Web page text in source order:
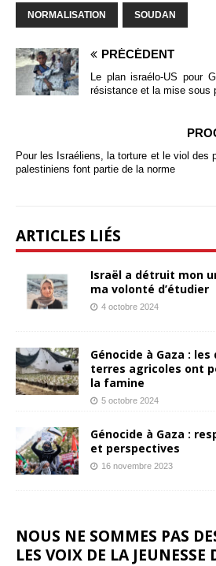
NORMALISATION SOUDAN
PRÉCÉDENT
Le plan israélo-US pour
résistance et la mise sous
Pour les Israéliens, la torture et le viol des
palestiniens font partie de la norme
ARTICLES LIÉS
Israël a détruit mon
ma volonté d’étudier
4 octobre 2024
Génocide à Gaza :
terres agricoles ont
la famine
5 octobre 2024
Génocide à Gaza :
et perspectives
16 novembre 2023
NOUS NE SOMMES PAS
LES VOIX DE LA JEUNESSE